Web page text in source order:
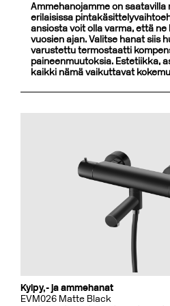
Ammehanojamme on saatavilla
erilaisissa
ansiosta voit olla varma, että
vuosien ajan. Valitse hanat siis
varustettu termostaatti
paineenmuutoksia. Estetiikka,
kaikki nämä vaikuttavat
Kylpy,- ja ammehanat
EVM026 Matte Black